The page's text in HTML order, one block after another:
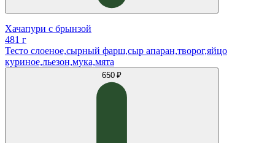
Хачапури с брынзой
481 г
Тесто слоеное,сырный фарш,сыр апаран,творог,яйцо
куриное,льезон,мука,мята
650 ₽